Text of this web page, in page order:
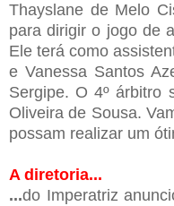
Thayslane de Melo
para dirigir o jogo de
Ele terá como
e Vanessa Santos
Sergipe. O 4º árbitro
Oliveira de Sousa.
possam realizar um
A diretoria...
...do Imperatriz